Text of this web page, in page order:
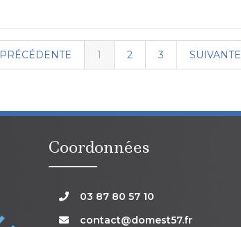
PRÉCÉDENTE 1 2 3 SUIVANTE
Coordonnées
03 87 80 57 10
contact@domest57.fr